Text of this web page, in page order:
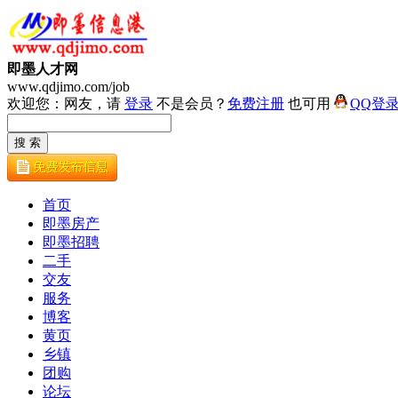
即墨人才网
www.qdjimo.com/job
欢迎您：网友，请 登录 不是会员？ 免费注册 也可用 QQ登
首页
即墨房产
即墨招聘
二手
交友
服务
博客
黄页
乡镇
团购
论坛